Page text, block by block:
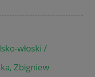
włoski /
Zbigniew